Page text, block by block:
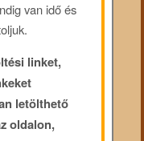
van idő és
linket,
letölthető
oldalon,